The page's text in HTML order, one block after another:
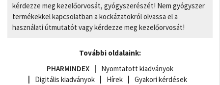
kérdezze meg kezelőorvosát, gyógyszerészét! Nem gyógyszer
termékekkel kapcsolatban a kockázatokról olvassa el a
használati útmutatót vagy kérdezze meg kezelőorvosát!
További oldalaink:
PHARMINDEX
Nyomtatott kiadványok
Digitális kiadványok
Hírek Gyakori kérdések